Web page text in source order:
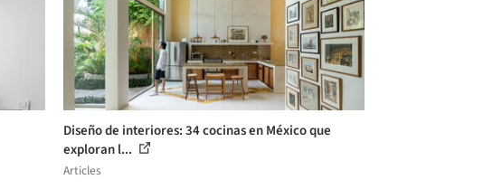
Diseño de interiores: 34 cocinas en México que
exploran l...
Articles